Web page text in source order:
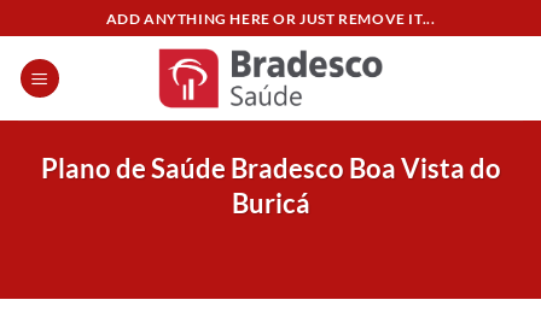
content
ADD ANYTHING HERE OR JUST REMOVE IT...
Plano de Saúde Bradesco Boa Vista do
Buricá